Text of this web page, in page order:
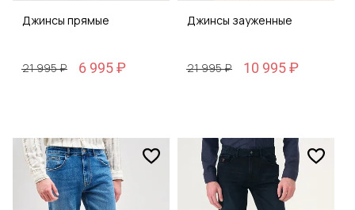
Джинсы прямые
21 995 ₽ 6 995 ₽
Джинсы зауженные
21 995 ₽ 10 995 ₽